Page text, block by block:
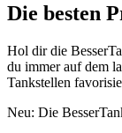
Die besten
Hol dir die
du immer auf dem
Tankstellen
Neu: Die